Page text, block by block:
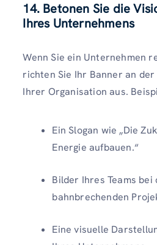
14. Betonen Sie die
Ihres Unternehmens
Wenn Sie ein Unternehmen
richten Sie Ihr Banner an
Ihrer Organisation aus.
Ein Slogan wie „Die
Energie aufbauen.“
Bilder Ihres Teams
bahnbrechenden
Eine visuelle